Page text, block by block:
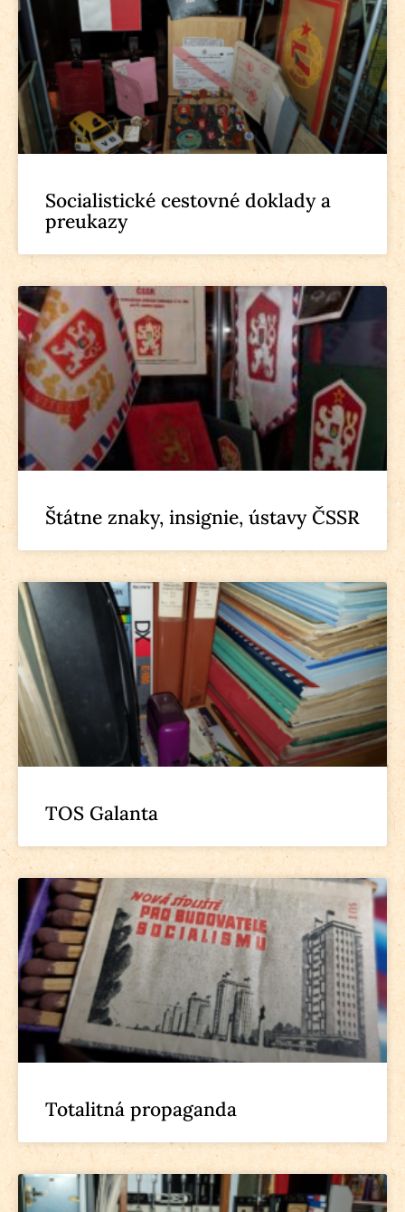
Socialistické cestovné doklady a
preukazy
Štátne znaky, insignie, ústavy ČSSR
TOS Galanta
Totalitná propaganda